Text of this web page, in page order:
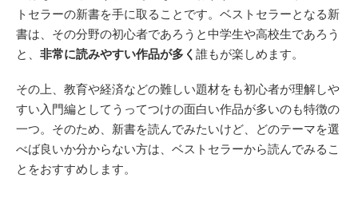
トセラーの新書を手に取ることです。ベストセラーとなる新
書は、その分野の初心者であろうと中学生や高校生であろう
と、 非常に読みやすい作品が多く誰もが楽しめます。
その上、教育や経済などの難しい題材をも初心者が理解しや
すい入門編としてうってつけの面白い作品が多いのも特徴の
一つ。そのため、新書を読んでみたいけど、どのテーマを選
べば良いか分からない方は、ベストセラーから読んでみるこ
とをおすすめします。